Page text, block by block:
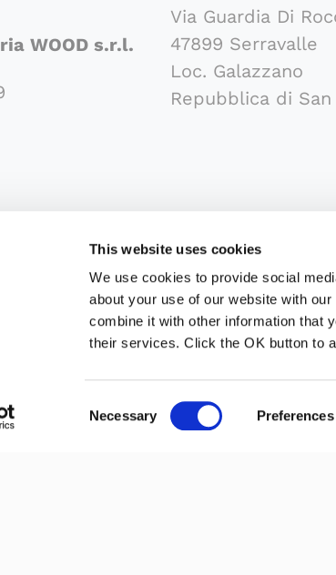
This website uses cookies
We use cookies to provide social
about your use of our website with
combine it with other information that
their services. Click the OK button to
Selection
Necessary Preferences
WOOD s.r.l.
Via Guardia Di
47899 Serravalle
Loc. Galazzano
Repubblica di San